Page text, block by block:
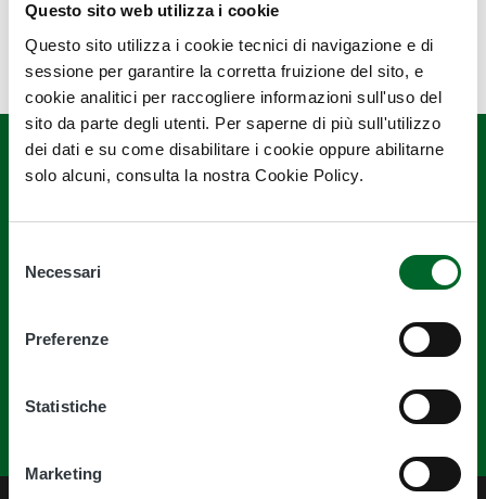
Questo sito web utilizza i cookie
Questo sito utilizza i cookie tecnici di navigazione e di
sessione per garantire la corretta fruizione del sito, e
cookie analitici per raccogliere informazioni sull'uso del
sito da parte degli utenti. Per saperne di più sull'utilizzo
dei dati e su come disabilitare i cookie oppure abilitarne
solo alcuni, consulta la nostra Cookie Policy.
delNecessari
Preferenze
Statistiche
Marketing
questa pagina?